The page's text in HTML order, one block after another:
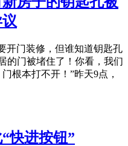
开门装修，但谁知道钥匙孔
的门被堵住了！你看，我们
根本打不开！”昨天9点，
快进按钮”